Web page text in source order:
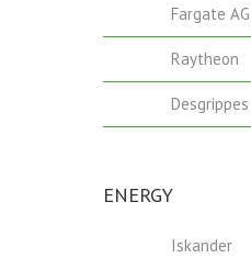
Fargate
Raytheon
ENERGY
Iskander